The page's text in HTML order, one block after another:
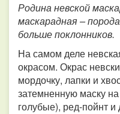
Родина невской
маскарадная –
больше поклонников.
На самом деле
окрасом. Окрас
мордочку, лапки и
затемненную маску
голубые), ред-пойнт и